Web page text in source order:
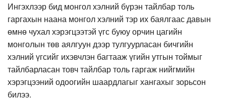
Ингэхлээр бид монгол хэлний бүрэн тайлбар толь
гаргахын наана монгол хэлний тэр их баялгаас давын
өмнө чухал хэрэгцээтэй үгс буюу орчин цагийн
монголын төв аялгуун дээр тулгуурласан бичгийн
хэлний үгсийг ихэвчлэн багтааж үгийн утгын тоймыг
тайлбарласан товч тайлбар толь гаргаж нийгмийн
хэрэгцээний одоогийн шаардлагыг хангахыг зорьсон
билээ.